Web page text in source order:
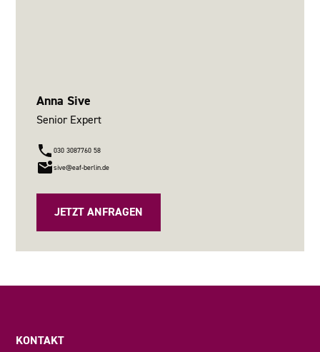
Anna Sive
Senior Expert
030 3087760 58
sive@eaf-berlin.de
JETZT ANFRAGEN
KONTAKT